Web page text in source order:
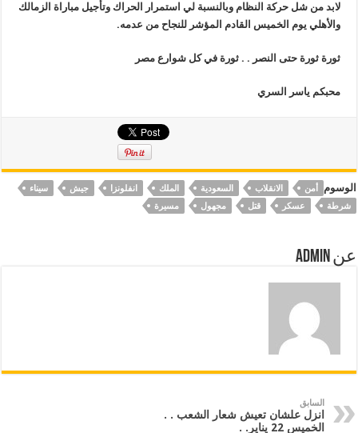
لابد من شل حركة النظام وبالنسبة لي استمرار الحراك وتأجيل مباراة الزمالك
والأهلي يوم الخميس القادم المؤشر للنجاح من عدمه.
ثورة ثورة حتى النصر . . ثورة في كل شوارع مصر
محبكم ياسر السري
الوسوم أمن الانقلاب السعودية الملك انفلونزا جيش
سيناء
شرطة
عسكر قتل مجهول مسيرة
عن Admin
السابق
انزل علشان تعيش شعار الشعب . .
الخميس 22 يناير. .